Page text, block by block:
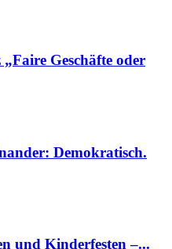
Geschäfte oder
Demokratisch.
und Kinderfesten –...